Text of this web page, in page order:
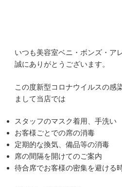
いつも美容室ベニ・ボンズ・ア
誠にありがとうございます。
この度新型コロナウイルスの感
まして当店では
スタッフのマスク着用、手洗い
お客様ごとでの席の消毒
定期的な換気、備品等の消毒
席の間隔を開けてのご案内
待合席でお客様の密集を避ける